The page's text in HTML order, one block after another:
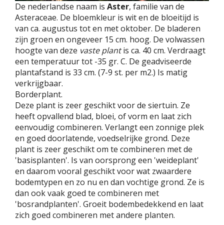
De nederlandse naam is Aster, familie van de
Asteraceae. De bloemkleur is wit en de bloeitijd is
van ca. augustus tot en met oktober. De bladeren
zijn groen en ongeveer 15 cm. hoog. De volwassen
hoogte van deze vaste plantis ca. 40 cm. Verdraagt
een temperatuur tot -35 gr. C. De geadviseerde
plantafstand is 33 cm. (7-9 st. per m2.) Is matig
verkrijgbaar.
Borderplant.
Deze plant is zeer geschikt voor de siertuin. Ze
heeft opvallend blad, bloei, of vorm en laat zich
eenvoudig combineren. Verlangt een zonnige plek
en goed doorlatende, voedselrijke grond. Deze
plant is zeer geschikt om te combineren met de
'basisplanten'. Is van oorsprong een 'weideplant'
en daarom vooral geschikt voor wat zwaardere
bodemtypen en zo nu en dan vochtige grond. Ze is
dan ook vaak goed te combineren met
'bosrandplanten'. Groeit bodembedekkend en laat
zich goed combineren met andere planten.